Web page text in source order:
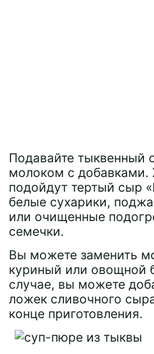
Подавайте тыквенный
молоком с добавками.
подойдут тертый сыр
белые сухарики,
или очищенные
семечки.
Вы можете заменить
куриный или овощной
случае, вы можете
ложек сливочного
конце приготовления.